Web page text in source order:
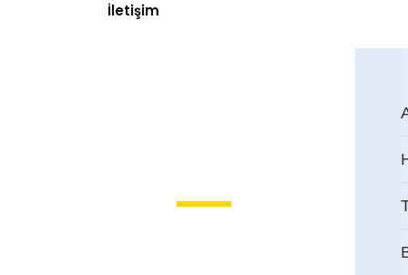
İletişim